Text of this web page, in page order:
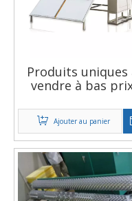
Produits uniques
vendre à bas
mousse vertical
de haute qualité
Ajouter au panier